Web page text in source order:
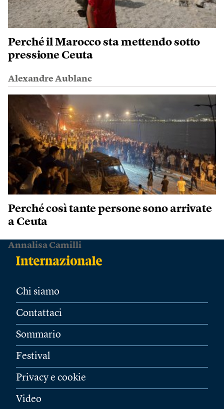
Perché il Marocco sta mettendo sotto
pressione Ceuta
Alexandre Aublanc
Perché così tante persone sono arrivate
a Ceuta
Annalisa Camilli
Chi siamo
Contattaci
Sommario
Festival
Privacy e cookie
Video